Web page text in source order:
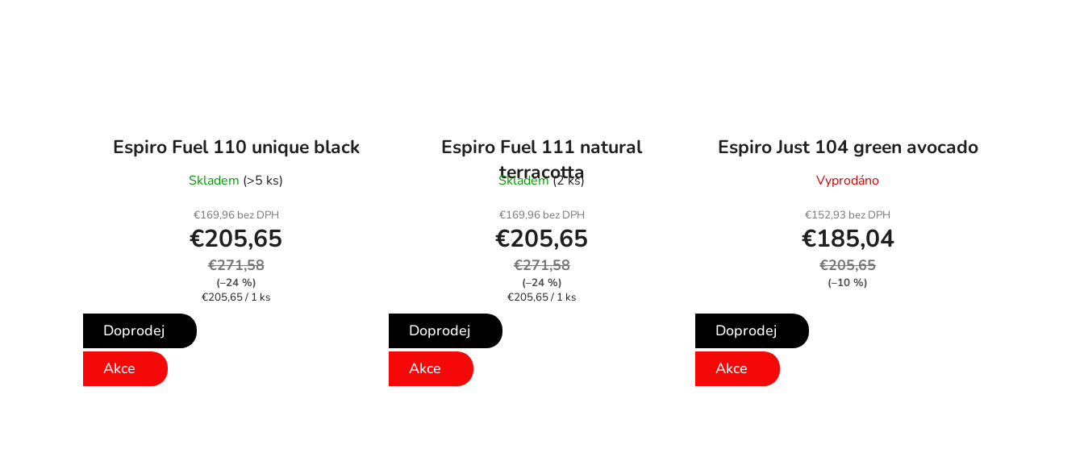
Espiro Fuel 110 unique black
Skladem (>5 ks)
€169,96 bez DPH
€205,65
€271,58
(–24 %)
cena:
€205,65 / 1 ks
Espiro Fuel 111 natural
terracotta
Skladem(2 ks)
€169,96 bez DPH
€205,65
€271,58
(–24 %)
cena:
€205,65 / 1 ks
Espiro Just 104 green avocado
Vyprodáno
€152,93 bez DPH
€185,04
€205,65
(–10 %)
Doprodej
Akce
Doprodej
Akce
Doprodej
Akce